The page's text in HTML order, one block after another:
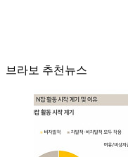
브라보 추천뉴스